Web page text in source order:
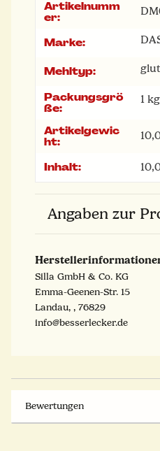
Produkteigenschaft
Wert
Artikelnumm
er:
Marke:
Mehltyp:
Packungsgrö
ße:
1 kg
Artikelgewic
ht:
Inhalt:
Angaben zur
Silla GmbH & Co. KG
Emma-Geenen-Str. 15
Landau, , 76829
info@besserlecker.de
Bewertungen